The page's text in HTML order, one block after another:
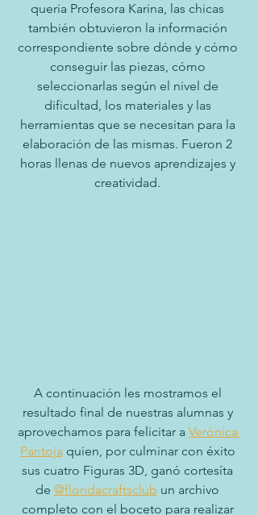
queria Profesora Karina, las chicas
también obtuvieron la información
correspondiente sobre dónde y cómo
conseguir las piezas, cómo
seleccionarlas según el nivel de
dificultad, los materiales y las
herramientas que se necesitan para la
elaboración de las mismas. Fueron 2
horas llenas de nuevos aprendizajes y
creatividad.
A continuación les mostramos el
resultado final de nuestras alumnas y
aprovechamos para felicitar a Verónica
Pantoja quien, por culminar con éxito
sus cuatro Figuras 3D, ganó cortesíta
de @floridacraftsclub un archivo
completo con el boceto para realizar